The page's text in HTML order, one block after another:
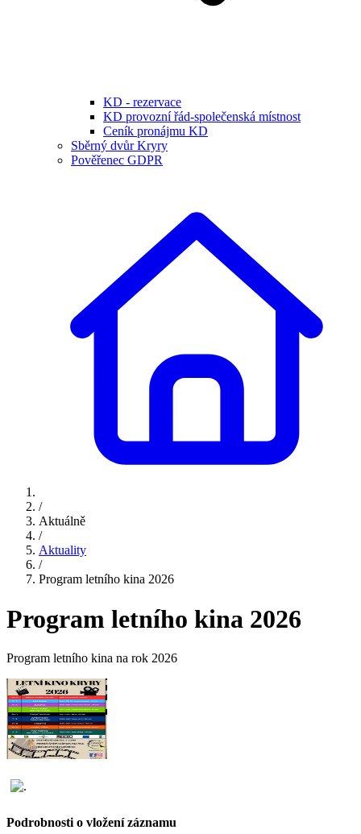
KD - rezervace
KD provozní řád-společenská místnost
Ceník pronájmu KD
Sběrný dvůr Kryry
Pověřenec GDPR
/
Aktuálně
/
Aktuality
/
Program letního kina 2026
Program letního kina 2026
Program letního kina na rok 2026
Podrobnosti o vložení záznamu